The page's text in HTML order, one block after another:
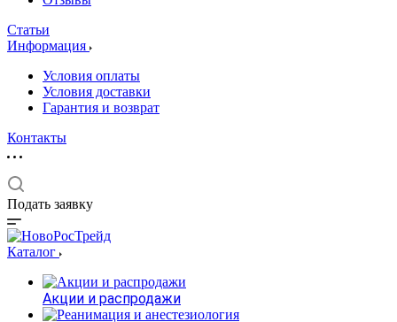
Статьи
Информация
Условия оплаты
Условия доставки
Гарантия и возврат
Контакты
Подать заявку
Каталог
Акции и распродажи